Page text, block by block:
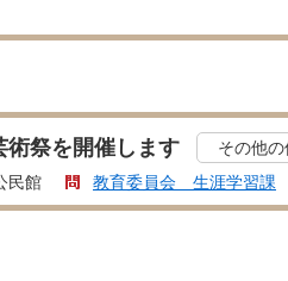
術祭を開催します
その他の
民館 教育委員会 生涯学習課